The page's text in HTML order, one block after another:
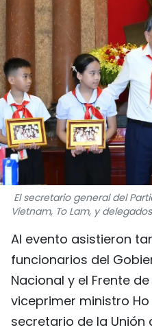
TIẾNG
中文
El secretario general del
Vietnam, To Lam, y
Al evento asistieron
funcionarios del
Nacional y el Frente
viceprimer ministro
secretario de la Unión